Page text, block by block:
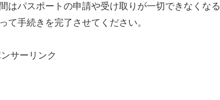
はパスポートの申請や受け取りが一切できなくなる
て手続きを完了させてください。
サーリンク